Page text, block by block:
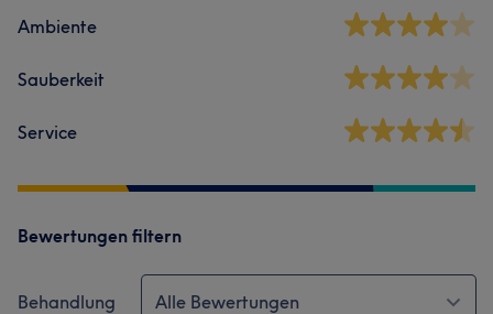
Ambiente
Sauberkeit
Service
Bewertungen filtern
Behandlung Alle Bewertungen